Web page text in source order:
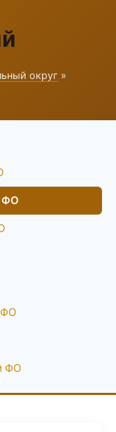
округ »
ФО
ФО
ФО